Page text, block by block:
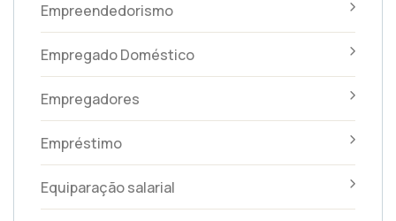
Empreendedorismo
Empregado Doméstico
Empregadores
Empréstimo
Equiparação salarial